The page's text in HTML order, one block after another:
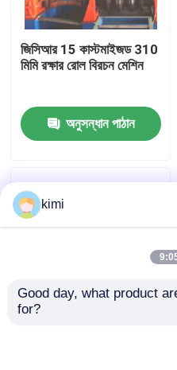
আমাদের সম্পর্কে
কারখানা পরিদর্শন
মান নিয়ন্ত্রণ
খবর
একটি উদ্ধৃতি অনুরোধ করুন
জিসিআর 15 কাস্টমাইজড 310
মিমি রক্ষার রোল বিরচন মেশিন
অনুসন্ধান পাঠান
kimi
Good day, what product
for?